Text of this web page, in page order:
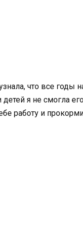
что все годы
я не смогла
работу и